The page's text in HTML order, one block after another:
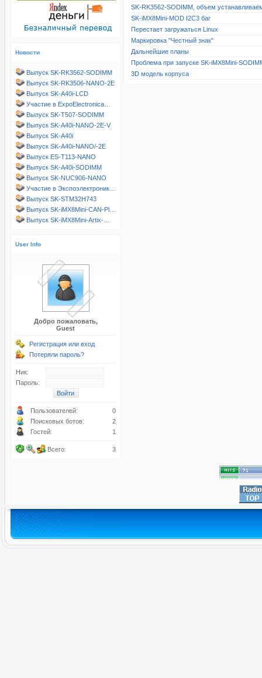
Новости
Выпуск SK-RK3562-SODIMM
Выпуск SK-RK3506-NANO-2E
Выпуск SK-A40i-LCD
Участие в ExpoElectronica…
Выпуск SK-T507-SODIMM
Выпуск SK-A40i-NANO-2E-V
Выпуск SK-A40i
Выпуск SK-A40i-NANO/-2E
Выпуск ES-T113-NANO
Выпуск SK-A40i-SODIMM
Выпуск SK-NUC906-NANO
Участие в Экспоэлектроник…
Выпуск SK-STM32H743
Выпуск SK-iMX8Mini-CAN-Pl…
Выпуск SK-iMX8Mini-Artix-…
User Info
Добро пожаловать,
Guest
Регистрация или вход
Потеряли пароль?
Ник:
Пароль:
Пользователей:
0
Поисковых ботов:
2
Гостей:
1
Всего: 3
SK-RK3562-SODIMM, объем
SK-iMX8Mini-MOD I2C3 баг
Перестает загружаться Linux
Маркировка "Честный знак"
Дальнейшие планы
Проблема при запуске SK-iMX8Mini-
3D модель корпуса